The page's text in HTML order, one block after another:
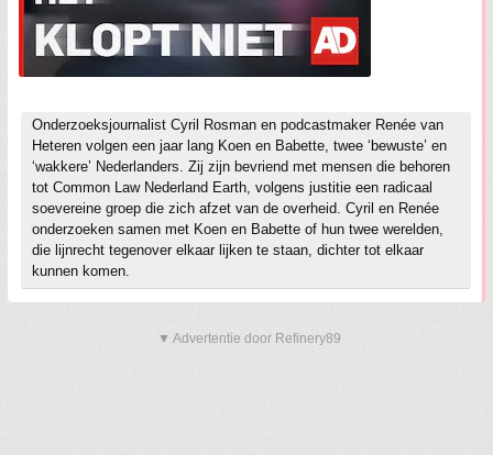
Onderzoeksjournalist Cyril Rosman en podcastmaker Renée van
Heteren volgen een jaar lang Koen en Babette, twee ‘bewuste’ en
‘wakkere’ Nederlanders. Zij zijn bevriend met mensen die behoren
tot Common Law Nederland Earth, volgens justitie een radicaal
soevereine groep die zich afzet van de overheid. Cyril en Renée
onderzoeken samen met Koen en Babette of hun twee werelden,
die lijnrecht tegenover elkaar lijken te staan, dichter tot elkaar
kunnen komen.
▼ Advertentie door Refinery89